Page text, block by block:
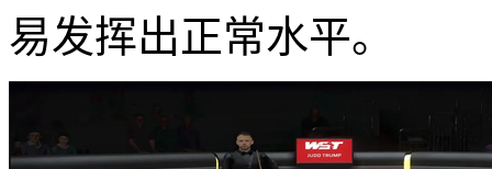
易发挥出正常水平。